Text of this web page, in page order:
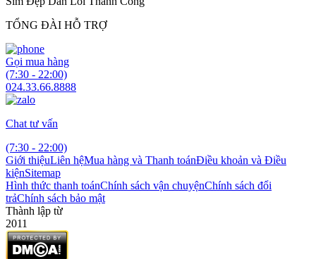
TỔNG ĐÀI HỖ TRỢ
Gọi mua hàng
(7:30 - 22:00)
024.33.66.8888
Chat tư vấn
(7:30 - 22:00)
Giới thiệuLiên hệMua hàng và Thanh toánĐiều khoản và Điều
kiệnSitemap
Hình thức thanh toánChính sách vận chuyệnChính sách đổi
trảChính sách bảo mật
Thành lập từ
2011